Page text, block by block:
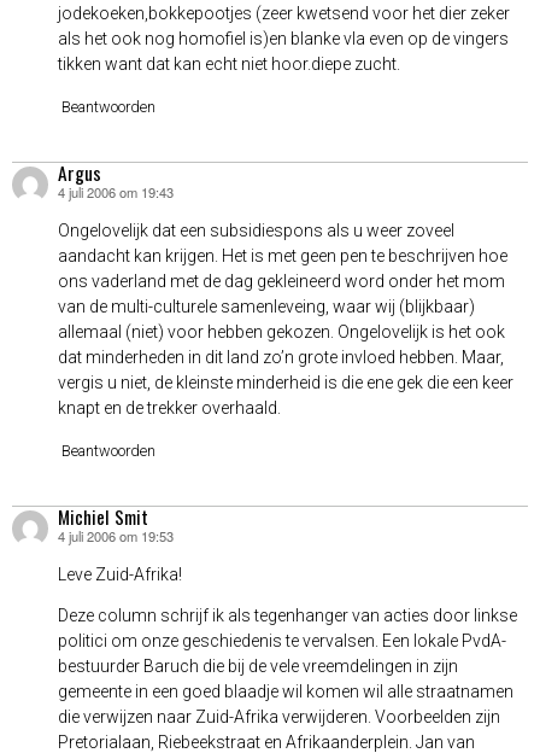
jodekoeken,bokkepootjes (zeer kwetsend voor het dier zeker
als het ook nog homofiel is)en blanke vla even op de vingers
tikken want dat kan echt niet hoor.diepe zucht.
Beantwoorden
Argus
schreef:
4 juli 2006 om 19:43
Ongelovelijk dat een subsidiespons als u weer zoveel
aandacht kan krijgen. Het is met geen pen te beschrijven hoe
ons vaderland met de dag gekleineerd word onder het mom
van de multi-culturele samenleveing, waar wij (blijkbaar)
allemaal (niet) voor hebben gekozen. Ongelovelijk is het ook
dat minderheden in dit land zo’n grote invloed hebben. Maar,
vergis u niet, de kleinste minderheid is die ene gek die een keer
knapt en de trekker overhaald.
Beantwoorden
Michiel Smit
schreef:
4 juli 2006 om 19:53
Leve Zuid-Afrika!
Deze column schrijf ik als tegenhanger van acties door linkse
politici om onze geschiedenis te vervalsen. Een lokale PvdA-
bestuurder Baruch die bij de vele vreemdelingen in zijn
gemeente in een goed blaadje wil komen wil alle straatnamen
die verwijzen naar Zuid-Afrika verwijderen. Voorbeelden zijn
Pretorialaan, Riebeekstraat en Afrikaanderplein. Jan van